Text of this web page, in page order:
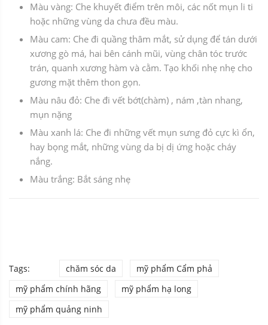
Màu vàng: Che khuyết điểm trên môi, các nốt mụn li ti
hoặc những vùng da chưa đều màu.
Màu cam: Che đi quầng thâm mắt, sử dụng để tán dưới
xương gò má, hai bên cánh mũi, vùng chân tóc trước
trán, quanh xương hàm và cằm. Tạo khối nhẹ nhẹ cho
gương mặt thêm thon gọn.
Màu nâu đỏ: Che đi vết bớt(chàm) , nám ,tàn nhang,
mụn nặng
Màu xanh lá: Che đi những vết mụn sưng đỏ cực kì ổn,
hay bọng mắt, những vùng da bị dị ứng hoặc cháy
nắng.
Màu trắng: Bắt sáng nhẹ
Tags: chăm sóc da
mỹ phẩm Cẩm phả
mỹ phẩm chính hãng
mỹ phẩm hạ long
mỹ phẩm quảng ninh